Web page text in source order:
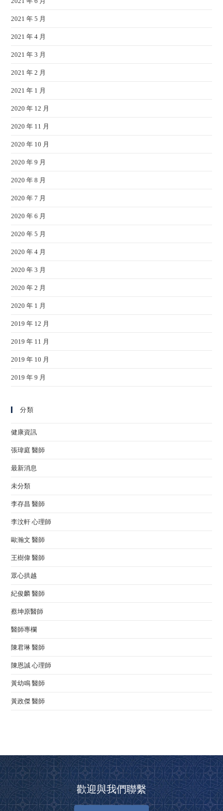
2021 年 5 月
2021 年 4 月
2021 年 3 月
2021 年 2 月
2021 年 1 月
2020 年 12 月
2020 年 11 月
2020 年 10 月
2020 年 9 月
2020 年 8 月
2020 年 7 月
2020 年 6 月
2020 年 5 月
2020 年 4 月
2020 年 3 月
2020 年 2 月
2020 年 1 月
2019 年 12 月
2019 年 11 月
2019 年 10 月
2019 年 9 月
分類
健康資訊
張瑋庭 醫師
最新消息
未分類
李存昌 醫師
李汶軒 心理師
歐瀚文 醫師
王樹偉 醫師
眾心拱越
紀俊麟 醫師
蔡坤原醫師
醫師專欄
陳君琳 醫師
陳恩誠 心理師
黃幼鳴 醫師
黃政傑 醫師
歡迎與我們聯繫